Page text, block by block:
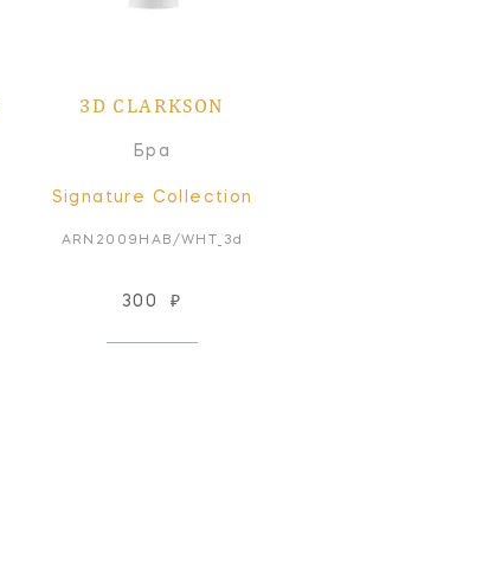
3D CLARKSON
Бра
Signature Collection
ARN2009HAB/WHT_3d
300 ₽